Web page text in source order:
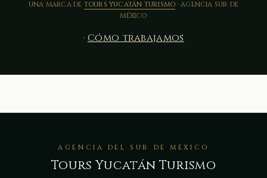
UNA MARCA DE TOURS YUCATÁN TURISMO · AGENCIA SUR DE
MÉXICO
· Cómo trabajamos
AGENCIA DEL SUR DE MÉXICO
Tours Yucatán Turismo